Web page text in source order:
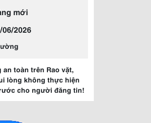
mới
06/2026
an toàn trên Rao vặt,
lòng không thực hiện
cho người đăng tin!